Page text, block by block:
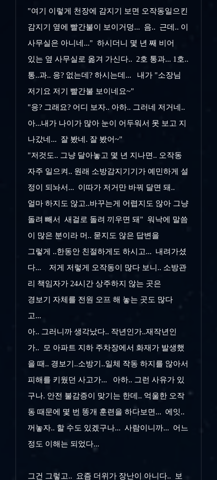
"여기 이렇게 천장에 감지기 보면 오작동일으킨
감지기 옆에 빨간불이 보이거덩... 음.. 근데.. 이
사무실은 아니네..." 하시더니 몇 년 째 비어
있는 옆 사무실로 옮겨 가신다.. 2호 통과... 1호..
통..과.. 응? 없는데? 하시는데... 내가 "소장님
저기요 저기 빨간불 보이네요~"
"응? 그래요? 어디 보자.. 아하.. 그러네 저거네..
아...내가 나이가 많아 눈이 어두워서 못 보고 지
나갔네... 잘 봤네. 잘 봤어~"
"저것도.. 그냥 달아놓고 몇 년 지나면.. 오작동
자주 일으켜.. 원래 소방감지기기가 예민하게 설
정이 되놔서... 이따가 저거만 바꿔 달면 돼..
얼마 하지도 않고..바꾸는게 어렵지도 않아 그냥
돌려 빼서 새걸로 돌려 끼우면 돼" 워낙에 말씀
이 많은 분이라 머.. 묻지도 않은 답변을
그렇게 ..한동안 친절하게도 하시고... 내려가셨
다... 저게 저렇게 오작동이 많다 보니.. 소방관
리 책임자가 24시간 상주하지 않는 곳은
경보기 자체를 전원 오프 해 놓는 곳도 많다
고...
아.. 그러니까 생각났다.. 작년인가..재작년인
가.. 모 아파트 지하 주차장에서 화재가 발생했
을 때.. 경보기..소방기..일체 작동 하지를 않아서
피해를 키웠던 사고가... 아하.. 그런 사유가 있
구나. 안전 불감증이 맞기는 한데.. 억울한 오작
동 때문에 몇 번 똥개 훈련을 하다보면... 에잇..
꺼놓자.. 할 수도 있겠구나... 사람이니까... 어느
정도 이해는 되었다...
그건 그렇고.. 요즘 더위가 장난이 아니다.. 보